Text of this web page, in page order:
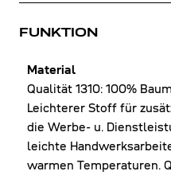
FUNKTION
Material
Qualität 1310: 100%
Leichterer Stoff für
die Werbe- u.
leichte
warmen Temperaturen.